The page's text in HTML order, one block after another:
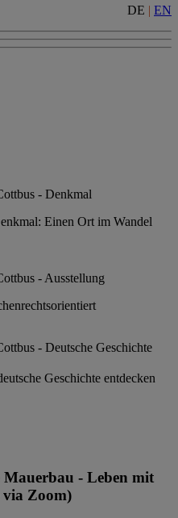
DE | EN
Einen Ort im Wandel
Geschichte entdecken
Mauerbau - Leben mit
Zoom)